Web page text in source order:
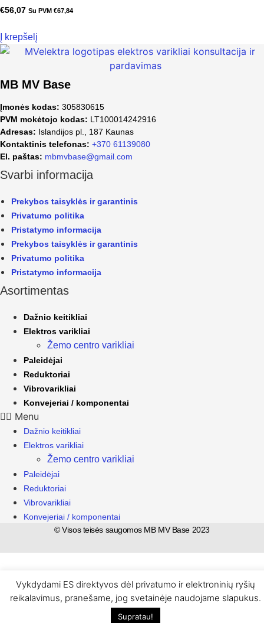
€56,07 Su PVM €67,84
Į krepšelį
MB MV Base
Įmonės kodas: 305830615
PVM mokėtojo kodas: LT100014242916
Adresas: Islandijos pl., 187 Kaunas
Kontaktinis telefonas: +370 61139080
El. paštas: mbmvbase@gmail.com
Svarbi informacija
Prekybos taisyklės ir garantinis
Privatumo politika
Pristatymo informacija
Prekybos taisyklės ir garantinis
Privatumo politika
Pristatymo informacija
Asortimentas
Dažnio keitikliai
Elektros varikliai
Žemo centro varikliai
Paleidėjai
Reduktoriai
Vibrovarikliai
Konvejeriai / komponentai
Menu
Dažnio keitikliai
Elektros varikliai
Žemo centro varikliai
Paleidėjai
Reduktoriai
Vibrovarikliai
Konvejeriai / komponentai
© Visos teisės saugomos MB MV Base 2023
Vykdydami ES direktyvos dėl privatumo ir elektroninių ryšių
reikalavimus, pranešame, jog svetainėje naudojame slapukus.
Supratau!